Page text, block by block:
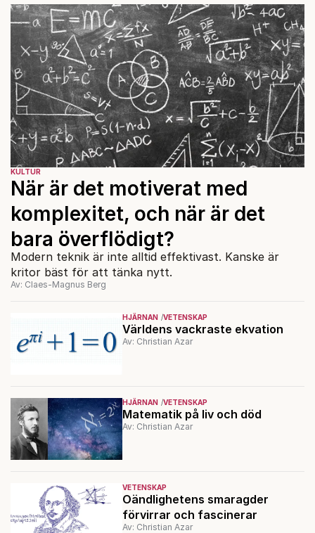
HJÄRNAN VETENSKAP
Världens vackraste ekvation
Av: Christian Azar
HJÄRNAN VETENSKAP
Matematik på liv och död
Av: Christian Azar
VETENSKAP
Oändlighetens smaragder
förvirrar och fascinerar
Av: Christian Azar
KULTUR
När är det motiverat med
komplexitet, och när är det
bara överflödigt?
Modern teknik är inte alltid effektivast. Kanske är
kritor bäst för att tänka nytt.
Av: Claes-Magnus Berg